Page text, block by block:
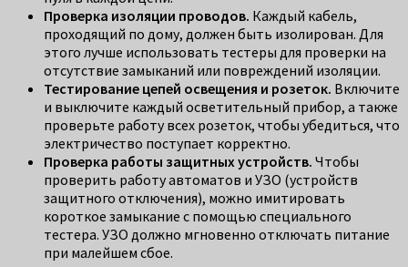
Проверка изоляции проводов. Каждый кабель,
проходящий по дому, должен быть изолирован. Для
этого лучше использовать тестеры для проверки на
отсутствие замыканий или повреждений изоляции.
Тестирование цепей освещения и розеток. Включите
и выключите каждый осветительный прибор, а также
проверьте работу всех розеток, чтобы убедиться, что
электричество поступает корректно.
Проверка работы защитных устройств. Чтобы
проверить работу автоматов и УЗО (устройств
защитного отключения), можно имитировать
короткое замыкание с помощью специального
тестера. УЗО должно мгновенно отключать питание
при малейшем сбое.